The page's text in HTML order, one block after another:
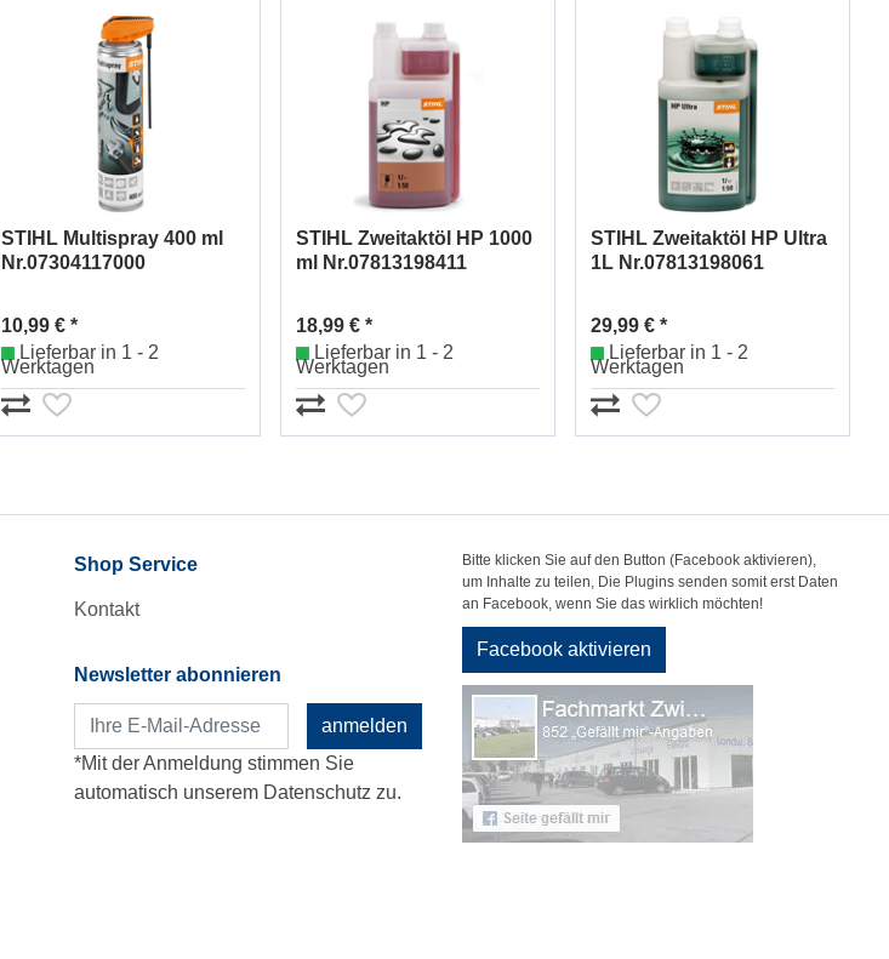
STIHL Multispray 400 ml
Nr.07304117000
10,99 € *
Lieferbar in 1 - 2
Werktagen
STIHL Zweitaktöl HP 1000
ml Nr.07813198411
18,99 € *
Lieferbar in 1 - 2
Werktagen
STIHL Zweitaktöl HP Ultra
1L Nr.07813198061
29,99 € *
Lieferbar in 1 - 2
Werktagen
Shop Service
Kontakt
Newsletter abonnieren
anmelden
*Mit der Anmeldung stimmen Sie
automatisch unserem Datenschutz zu.
Bitte klicken Sie auf den Button (Facebook aktivieren),
um Inhalte zu teilen, Die Plugins senden somit erst Daten
an Facebook, wenn Sie das wirklich möchten!
Facebook aktivieren